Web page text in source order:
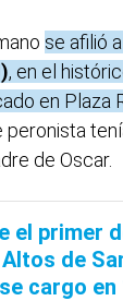
se afilió al
, en el
en Plaza
de Oscar.
el primer
de
cargo en